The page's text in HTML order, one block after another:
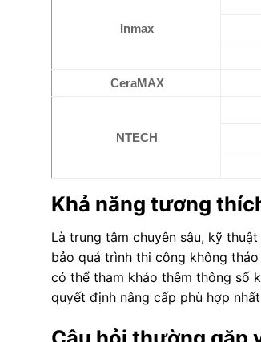
Inmax
CeraMAX
NTECH
Khả năng tương
Là trung tâm chuyên sâu, kỹ
bảo quá trình thi công không
có thể tham khảo thêm thông số
quyết định nâng cấp phù hợp